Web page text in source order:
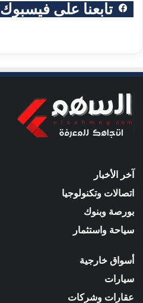
تابعنا على فيسبوك
آخر الأخبار
اتصالات وتكنولوجيا
بورصة وبنوك
سياحة واستثمار
أسواق خارجية
سيارات
عقارات وشركات